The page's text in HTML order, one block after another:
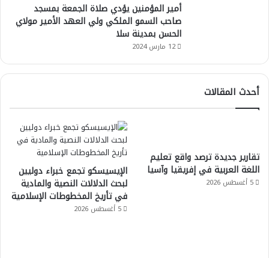
أمير المؤمنين يؤدي صلاة الجمعة بمسجد
صاحب السمو الملكي ولي العهد الأمير مولاي
الحسن بمدينة سلا
12 مارس 2024
أحدث المقالات
تقارير جديدة ترصد واقع تعليم
اللغة العربية في إفريقيا وآسيا
5 أغسطس 2026
الإيسيسكو تجمع خبراء دوليين
لبحث الدلالات النصية والمادية
في تأريخ المخطوطات الإسلامية
5 أغسطس 2026